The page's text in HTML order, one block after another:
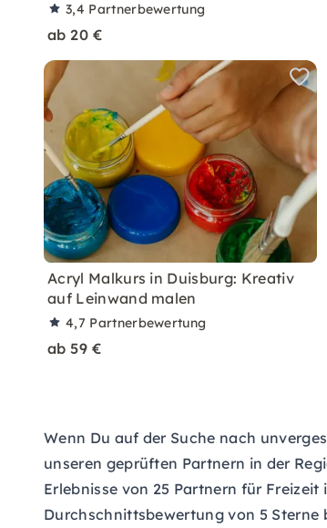
3,4 Partnerbewertung
ab 20 €
Acryl Malkurs in Duisburg: Kreativ
auf Leinwand malen
4,7 Partnerbewertung
ab 59 €
Wenn Du auf der Suche nach
unseren geprüften Partnern in der
Erlebnisse von 25 Partnern für
Durchschnittsbewertung von 5 Sterne